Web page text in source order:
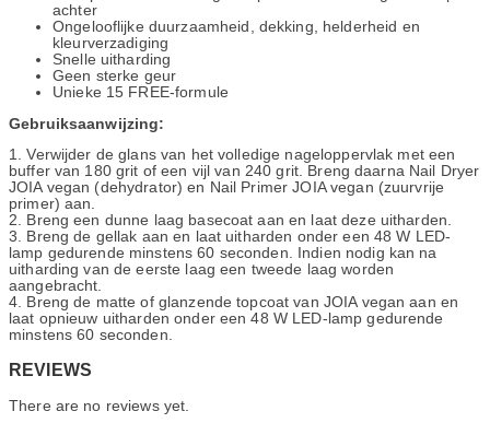
achter
Ongelooflijke duurzaamheid, dekking, helderheid en
kleurverzadiging
Snelle uitharding
Geen sterke geur
Unieke 15 FREE-formule
Gebruiksaanwijzing:
1. Verwijder de glans van het volledige nageloppervlak met een
buffer van 180 grit of een vijl van 240 grit. Breng daarna Nail Dryer
JOIA vegan (dehydrator) en Nail Primer JOIA vegan (zuurvrije
primer) aan.
2. Breng een dunne laag basecoat aan en laat deze uitharden.
3. Breng de gellak aan en laat uitharden onder een 48 W LED-
lamp gedurende minstens 60 seconden. Indien nodig kan na
uitharding van de eerste laag een tweede laag worden
aangebracht.
4. Breng de matte of glanzende topcoat van JOIA vegan aan en
laat opnieuw uitharden onder een 48 W LED-lamp gedurende
minstens 60 seconden.
REVIEWS
There are no reviews yet.